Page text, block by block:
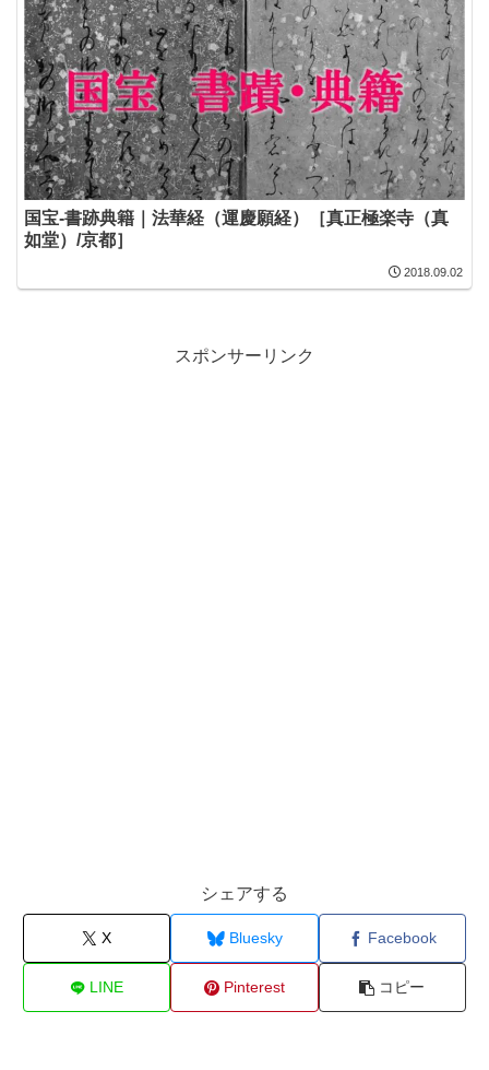
国宝-書跡典籍｜法華経（運慶願経）［真正極楽寺（真
如堂）/京都］
2018.09.02
スポンサーリンク
シェアする
X Bluesky Facebook
LINE Pinterest コピー